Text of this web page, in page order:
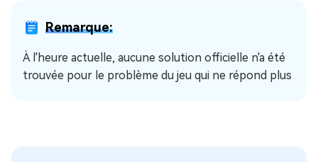
Remarque:
À l'heure actuelle, aucune solution officielle n'a été
trouvée pour le problème du jeu qui ne répond plus